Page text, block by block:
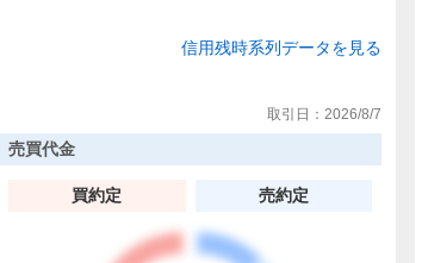
信用残時系列データを見る
取引日： 2026/8/7
売買代金
買約定 売約定